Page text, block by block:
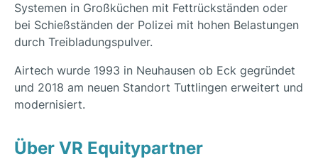
Systemen in Großküchen mit Fettrückständen oder
bei Schießständen der Polizei mit hohen Belastungen
durch Treibladungspulver.
Airtech wurde 1993 in Neuhausen ob Eck gegründet
und 2018 am neuen Standort Tuttlingen erweitert und
modernisiert.
Über VR Equitypartner